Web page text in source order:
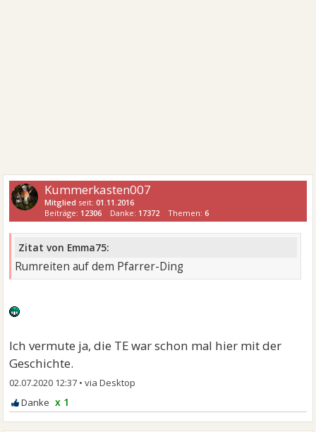
Kummerkasten007
Mitglied seit:01.11.2016
Beiträge: 12306 Danke: 17372 Themen:6
Zitat von Emma75:
Rumreiten auf dem Pfarrer-Ding
Ich vermute ja, die TE war schon mal hier mit der
Geschichte.
02.07.2020 12:37 •
x 1